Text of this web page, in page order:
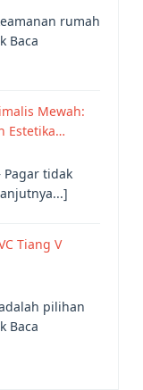
rumah
Baca
Mewah:
Estetika…
Pagar tidak
Tiang V
pilihan
Baca